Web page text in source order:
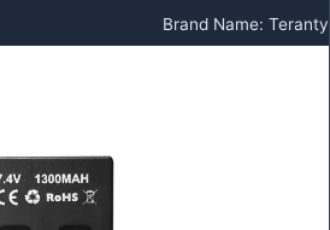
Brand Name: Teranty